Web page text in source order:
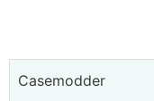
Casemodder